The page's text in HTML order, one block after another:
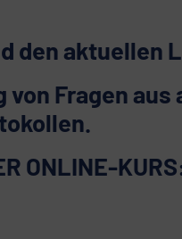
den aktuellen
von Fragen aus
ONLINE-